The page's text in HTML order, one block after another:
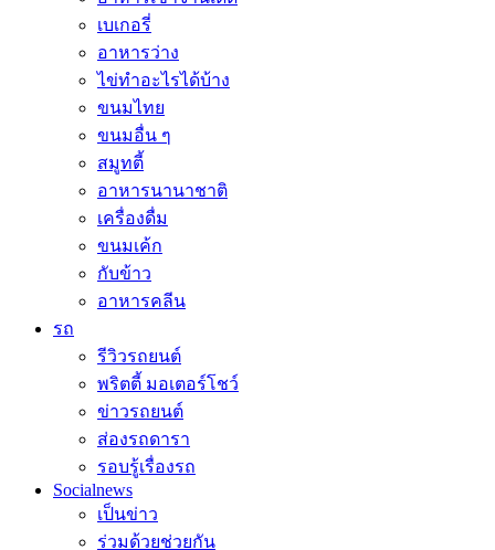
เบเกอรี่
อาหารว่าง
ไข่ทำอะไรได้บ้าง
ขนมไทย
ขนมอื่น ๆ
สมูทตี้
อาหารนานาชาติ
เครื่องดื่ม
ขนมเค้ก
กับข้าว
อาหารคลีน
รถ
รีวิวรถยนต์
พริตตี้ มอเตอร์โชว์
ข่าวรถยนต์
ส่องรถดารา
รอบรู้เรื่องรถ
Socialnews
เป็นข่าว
ร่วมด้วยช่วยกัน